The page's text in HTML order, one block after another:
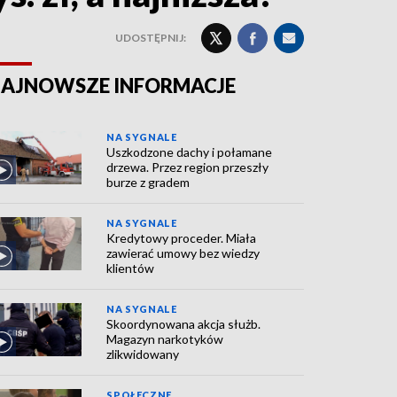
UDOSTĘPNIJ:
INFORMACJE
NA SYGNALE
Uszkodzone dachy i połamane
drzewa. Przez region przeszły
burze z gradem
NA SYGNALE
Kredytowy proceder. Miała
zawierać umowy bez wiedzy
klientów
NA SYGNALE
Skoordynowana akcja służb.
Magazyn narkotyków
zlikwidowany